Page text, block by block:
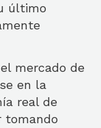
último
mercado de
en la
real de
tomando